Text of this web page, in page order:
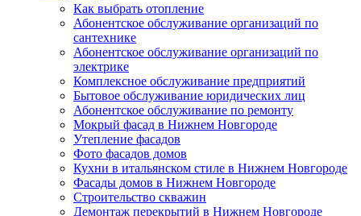
Как выбрать отопление
Абонентское обслуживание организаций по
сантехнике
Абонентское обслуживание организаций по
электрике
Комплексное обслуживание предприятий
Бытовое обслуживание юридических лиц
Абонентское обслуживание по ремонту
Мокрый фасад в Нижнем Новгороде
Утепление фасадов
Фото фасадов домов
Кухни в итальянском стиле в Нижнем Новгороде
Фасады домов в Нижнем Новгороде
Строительство скважин
Демонтаж перекрытий в Нижнем Новгороде